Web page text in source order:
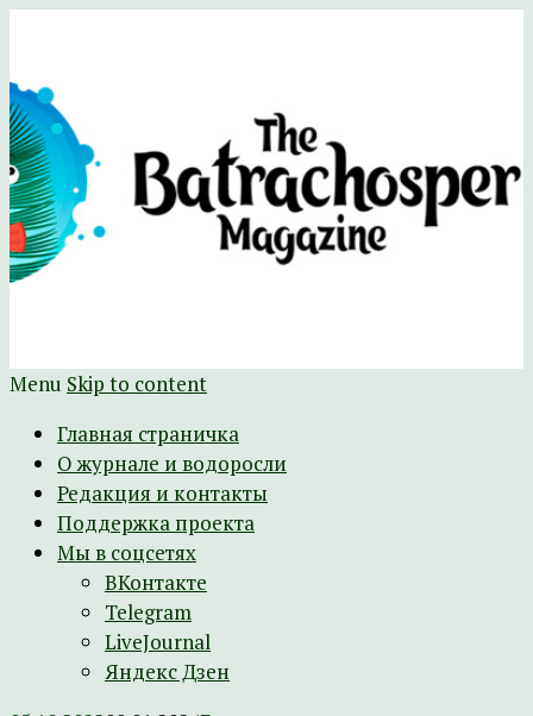
The Batrachospermum Magazine
Батрахоспермум (официальный сайт)
Menu Skip to content
Главная страничка
О журнале и водоросли
Редакция и контакты
Поддержка проекта
Мы в соцсетях
ВКонтакте
Telegram
LiveJournal
Яндекс Дзен